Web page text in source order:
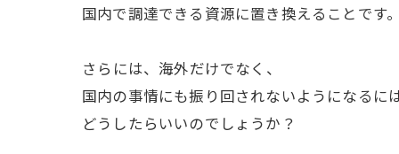
国内で調達できる資源に置き換えることです。
ㅤさらには、海外だけでなく、
国内の事情にも振り回されないようになるに
どうしたらいいのでしょうか？